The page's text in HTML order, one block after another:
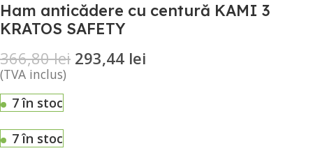
Ham anticădere cu centură KAMI 3
KRATOS SAFETY
366,80lei 293,44 lei
(TVA inclus)
7 în stoc
7 în stoc